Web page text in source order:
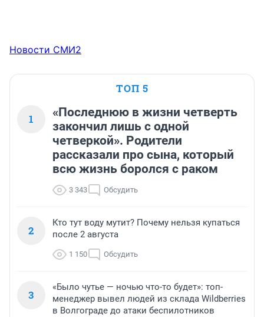
Новости СМИ2
ТОП 5
1
«Последнюю в жизни четверть
закончил лишь с одной
четверкой». Родители
рассказали про сына, который
всю жизнь боролся с раком
3 343 Обсудить
2
Кто тут воду мутит? Почему нельзя купаться
после 2 августа
1 150 Обсудить
3
«Было чутье — ночью что-то будет»: топ-
менеджер вывел людей из склада Wildberries
в Волгограде до атаки беспилотников